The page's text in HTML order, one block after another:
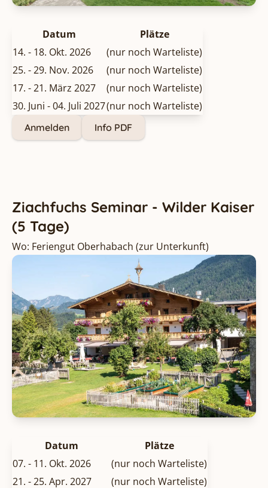
Datum
Plätze
14. - 18. Okt. 2026
(nur noch Warteliste)
25. - 29. Nov. 2026
(nur noch Warteliste)
17. - 21. März 2027
(nur noch Warteliste)
30. Juni - 04. Juli 2027(nur noch Warteliste)
Anmelden Info PDF
Ziachfuchs Seminar - Wilder Kaiser
(5 Tage)
Wo: Feriengut Oberhabach (zur Unterkunft)
Datum
Plätze
07. - 11. Okt. 2026
(nur noch Warteliste)
21. - 25. Apr. 2027
(nur noch Warteliste)